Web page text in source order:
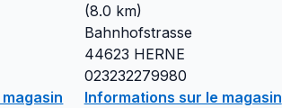
(8.0 km)
Bahnhofstrasse
44623 HERNE
023232279980
Informations sur le magasin